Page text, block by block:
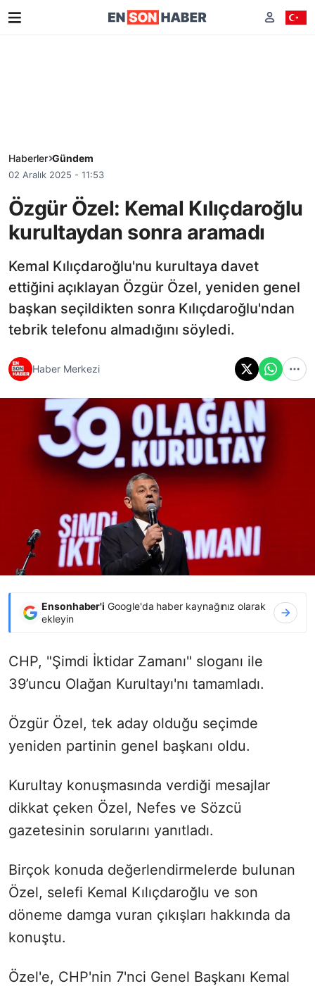
Haberler Gündem
02 Aralık 2025 - 11:53
Özgür Özel: Kemal Kılıçdaroğlu
kurultaydan sonra aramadı
Kemal Kılıçdaroğlu'nu kurultaya davet
ettiğini açıklayan Özgür Özel, yeniden genel
başkan seçildikten sonra Kılıçdaroğlu'ndan
tebrik telefonu almadığını söyledi.
Haber Merkezi
Ensonhaber'i Google'da haber kaynağınız olarak
ekleyin
CHP, "Şimdi İktidar Zamanı" sloganı ile
39’uncu Olağan Kurultayı'nı tamamladı.
Özgür Özel, tek aday olduğu seçimde
yeniden partinin genel başkanı oldu.
Kurultay konuşmasında verdiği mesajlar
dikkat çeken Özel, Nefes ve Sözcü
gazetesinin sorularını yanıtladı.
Birçok konuda değerlendirmelerde bulunan
Özel, selefi Kemal Kılıçdaroğlu ve son
döneme damga vuran çıkışları hakkında da
konuştu.
Özel'e, CHP'nin 7'nci Genel Başkanı Kemal